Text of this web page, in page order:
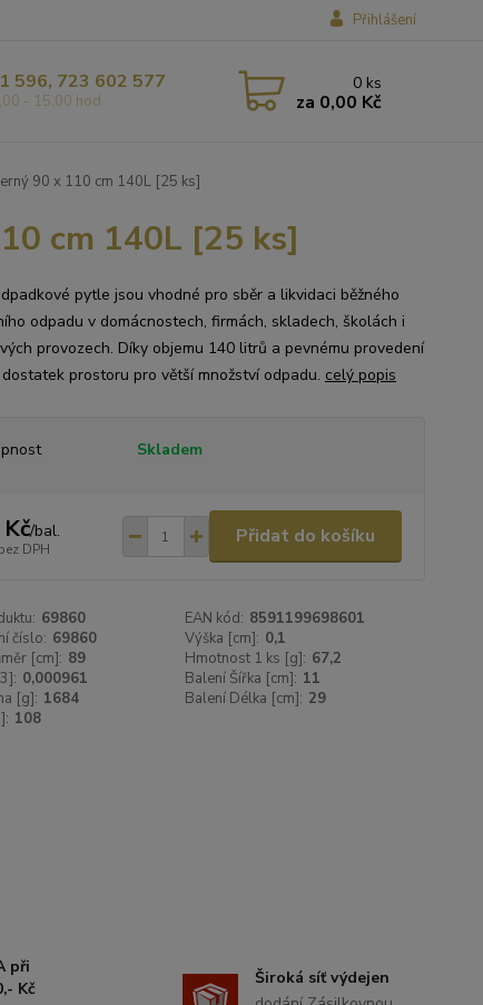
Přihlášení
596, 723 602 577
- 15,00 hod
0 ks
za 0,00 Kč
90 x 110 cm 140L [25 ks]
cm 140L [25 ks]
pytle jsou vhodné pro sběr a likvidaci běžného
odpadu v domácnostech, firmách, skladech, školách i
provozech. Díky objemu 140 litrů a pevnému provedení
prostoru pro větší množství odpadu. celý popis
Skladem
/bal.
DPH
Přidat do košíku
69860 EAN kód: 8591199698601
číslo: 69860 Výška [cm]: 0,1
[cm]: 89 Hmotnost 1 ks [g]: 67,2
0,000961 Balení Šířka [cm]: 11
[g]: 1684 Balení Délka [cm]: 29
108
při
Kč
Široká síť výdejen